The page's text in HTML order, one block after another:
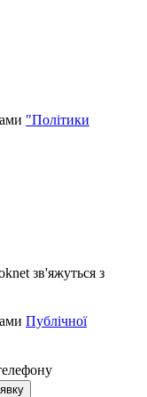
"Політики
зв'яжуться з
Публічної